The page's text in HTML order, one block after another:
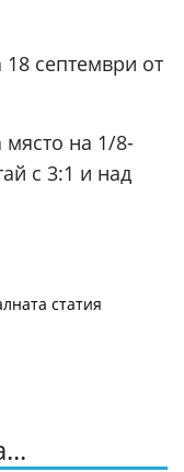
18 септември от
място на 1/8-
с 3:1 и над
статия